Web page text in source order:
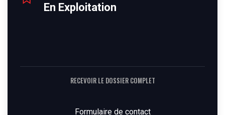
En Exploitation
RECEVOIR LE DOSSIER COMPLET
Formulaire de contact